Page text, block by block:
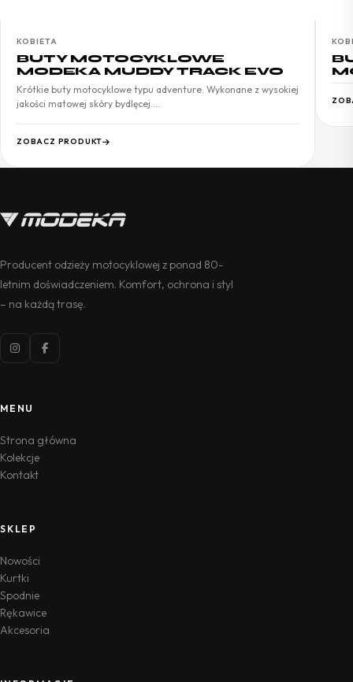
KOBIETA
BUTY MOTOCYKLOWE
MODEKA MUDDY TRACK EVO
Krótkie buty motocyklowe typu adventure. Wykonane z wysokiej
jakości matowej skóry bydlęcej.…
ZOBACZ PRODUKT
Producent odzieży motocyklowej z ponad 80-
letnim doświadczeniem. Komfort, ochrona i styl
– na każdą trasę.
MENU
Strona główna
Kolekcje
Kontakt
SKLEP
Nowości
Kurtki
Spodnie
Rękawice
Akcesoria